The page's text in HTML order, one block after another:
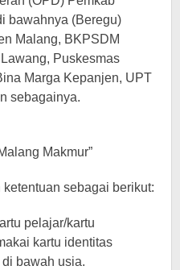
bawahnya (Beregu)
Malang, BKPSDM
Puskesmas
Marga Kepanjen, UPT
sebagainya.
Makmur”
sebagai berikut:
pelajar/kartu
kartu identitas
bawah usia.